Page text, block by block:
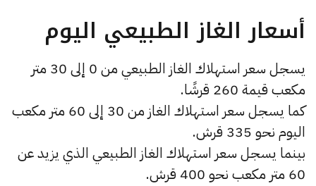
أسعار الغاز الطبيعي اليوم
يسجل سعر استهلاك الغاز الطبيعي من 0 إلى 30 متر
مكعب قيمة 260 قرشًا.
كما يسجل سعر استهلاك الغاز من 30 إلى 60 متر مكعب
اليوم نحو 335 قرش.
بينما يسجل سعر استهلاك الغاز الطبيعي الذي يزيد عن
60 متر مكعب نحو 400 قرش.